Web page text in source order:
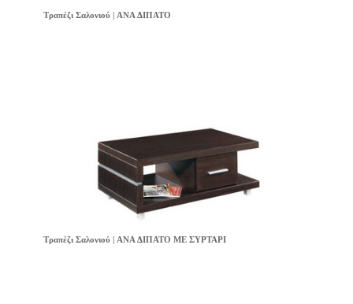
Τραπέζι Σαλονιού | ANA ΔΙΠΑΤΟ
Τραπέζι Σαλονιού | ANA ΔΙΠΑΤΟ ΜΕ ΣΥΡΤΑΡΙ